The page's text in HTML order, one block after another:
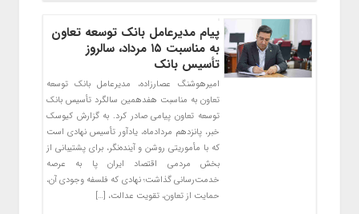
پیام مدیرعامل بانک توسعه تعاون
به مناسبت ۱۵ مرداد، سالروز
تأسیس بانک
امیرهوشنگ عصارزاده، مدیرعامل بانک توسعه
تعاون به مناسبت هفدهمین سالگرد تأسیس بانک
توسعه تعاون پیامی صادر کرد. به گزارش کیوسک
خبر، پانزدهم مردادماه، یادآور تأسیس نهادی است
که با مأموریتی روشن و آینده‌نگر، برای پشتیبانی از
بخش‌ مردمی اقتصاد ایران پا به عرصه
خدمت‌رسانی گذاشت؛ نهادی که فلسفه وجودی آن،
حمایت از تعاون، تقویت عدالت، […]